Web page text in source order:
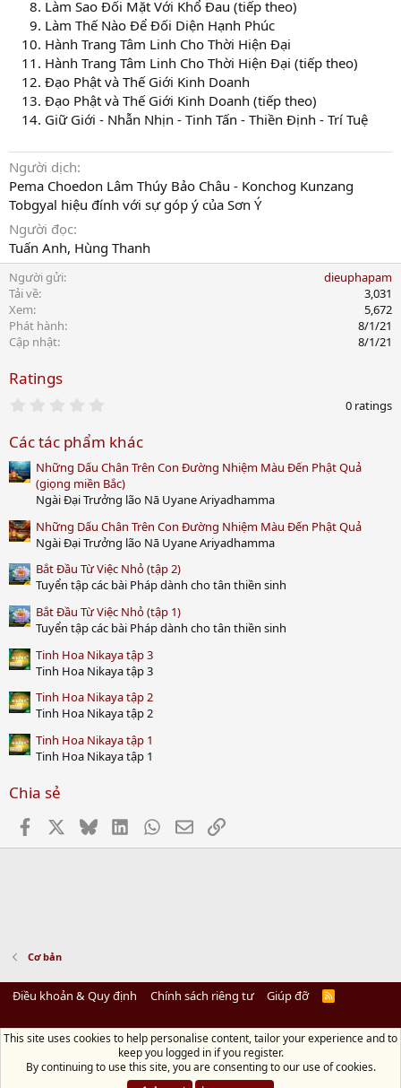
Làm Sao Đối Mặt Với Khổ Đau (tiếp theo)
Làm Thế Nào Để Đối Diện Hạnh Phúc
Hành Trang Tâm Linh Cho Thời Hiện Đại
Hành Trang Tâm Linh Cho Thời Hiện Đại (tiếp theo)
Đạo Phật và Thế Giới Kinh Doanh
Đạo Phật và Thế Giới Kinh Doanh (tiếp theo)
Giữ Giới - Nhẫn Nhịn - Tinh Tấn - Thiền Định - Trí Tuệ
Người dịch
Pema Choedon Lâm Thúy Bảo Châu - Konchog Kunzang
Tobgyal hiệu đính với sự góp ý của Sơn Ý
Người đọc
Tuấn Anh, Hùng Thanh
Người gửi
dieuphapam
Tải về
3,031
Xem
5,672
Phát hành
8/1/21
Cập nhật
8/1/21
Ratings
0
t
a
r
(
s
)
0 ratings
Các tác phẩm khác
Những Dấu Chân Trên Con Đường Nhiệm Màu Đến Phật Quả
(giọng miền Bắc)
Ngài Đại Trưởng lão Nā Uyane Ariyadhamma
Những Dấu Chân Trên Con Đường Nhiệm Màu Đến Phật Quả
Ngài Đại Trưởng lão Nā Uyane Ariyadhamma
Bắt Đầu Từ Việc Nhỏ (tập 2)
Tuyển tập các bài Pháp dành cho tân thiền sinh
Bắt Đầu Từ Việc Nhỏ (tập 1)
Tuyển tập các bài Pháp dành cho tân thiền sinh
Tinh Hoa Nikaya tập 3
Tinh Hoa Nikaya tập 3
Tinh Hoa Nikaya tập 2
Tinh Hoa Nikaya tập 2
Tinh Hoa Nikaya tập 1
Tinh Hoa Nikaya tập 1
Chia sẻ
Facebook BlueskyLinkedInWhatsApp
EmailLink
Cơ bản
Điều khoản & Quy định Chính sách riêng tư Giúp đỡ
R
Diệu Pháp Âm
Chùa Diệu Pháp - Số 72/14 Phú Mỹ, Phú Hòa Đông, Củ Chi, TP.HCM
đồ)
Điện thoại: 028.36208438 | Email: bientap@dieuphapam.net
This site uses cookies to help personalise content, tailor your experience and to
keep you logged in if you register.
By continuing to use this site, you are consenting to our use of cookies.